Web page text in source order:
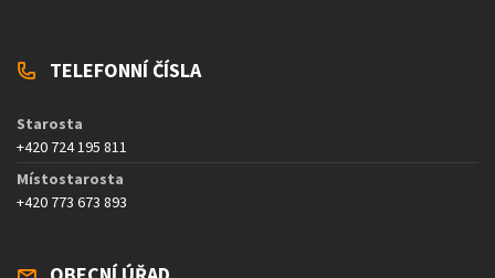
TELEFONNÍ ČÍSLA
Starosta
+420 724 195 811
Místostarosta
+420 773 673 893